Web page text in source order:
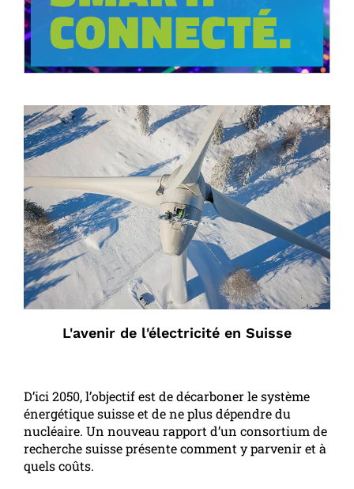
L'avenir de l'électricité en Suisse
D’ici 2050, l’objectif est de décarboner le système
énergétique suisse et de ne plus dépendre du
nucléaire. Un nouveau rapport d’un consortium de
recherche suisse présente comment y parvenir et à
quels coûts.